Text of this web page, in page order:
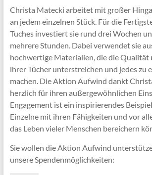
Christa Matecki arbeitet mit großer
an jedem einzelnen Stück. Für die
Tuches investiert sie rund drei Wochen
mehrere Stunden. Dabei verwendet sie
hochwertige Materialien, die die Qualität
ihrer Tücher unterstreichen und jedes zu
machen. Die Aktion Aufwind dankt
herzlich für ihren außergewöhnlichen
Engagement ist ein inspirierendes
Einzelne mit ihren Fähigkeiten und vor
das Leben vieler Menschen bereichern
Sie wollen die Aktion Aufwind
unsere Spendenmöglichkeiten: